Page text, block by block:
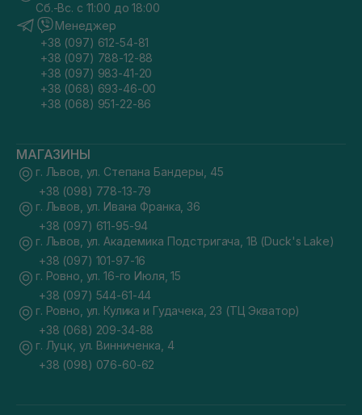
Сб.-Вс. с 11:00 до 18:00
Менеджер
+38 (097) 612-54-81
+38 (097) 788-12-88
+38 (097) 983-41-20
+38 (068) 693-46-00
+38 (068) 951-22-86
МАГАЗИНЫ
г. Львов, ул. Степана Бандеры, 45
+38 (098) 778-13-79
г. Львов, ул. Ивана Франка, 36
+38 (097) 611-95-94
г. Львов, ул. Академика Подстригача, 1В (Duck's Lake)
+38 (097) 101-97-16
г. Ровно, ул. 16-го Июля, 15
+38 (097) 544-61-44
г. Ровно, ул. Кулика и Гудачека, 23 (ТЦ Экватор)
+38 (068) 209-34-88
г. Луцк, ул. Винниченка, 4
+38 (098) 076-60-62